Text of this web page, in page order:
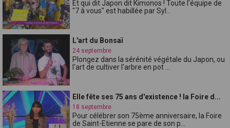
Et qui dit Japon dit Kimonos ! Toute l'équipe de
"7 à vous" est habillée par Syl...
L'art du Bonsaï
24 septembre
Plongez dans la sérénité végétale du Japon, ou
l'art de cultiver l'arbre en pot ...
Elle fête ses 75 ans d'existence ! la Foire d...
18 septembre
Pour célébrer son 75ème anniversaire, la Foire
de Saint-Etienne se pare de son p...